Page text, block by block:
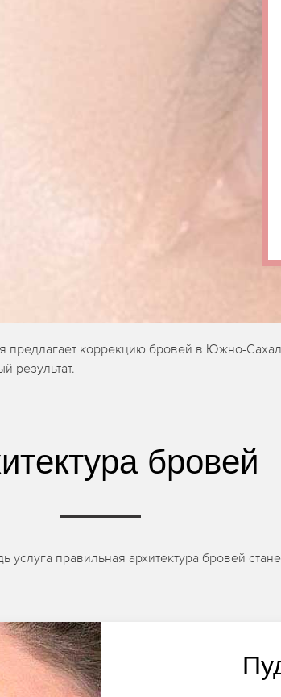
предлагает коррекцию бровей в Южно-
результат.
бровей
правильная архитектура бровей